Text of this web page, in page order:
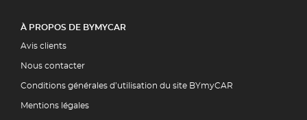
À PROPOS DE BYMYCAR
Avis clients
Nous contacter
Conditions générales d’utilisation du site BYmyCAR
Mentions légales